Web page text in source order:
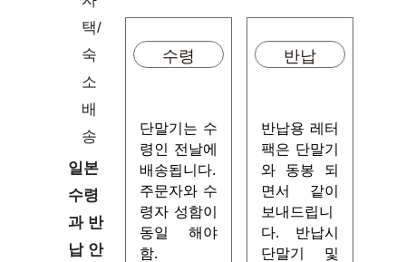
택/
숙
소
배
송
일본
수령
과 반
납 안
수령
단말기는 수
령인 전날에
배송됩니다.
주문자와 수
령자 성함이
동일 해야
함.
반납
반납용 레터
팩은 단말기
와 동봉 되
면서 같이
보내드립니
다. 반납시
단말기 및